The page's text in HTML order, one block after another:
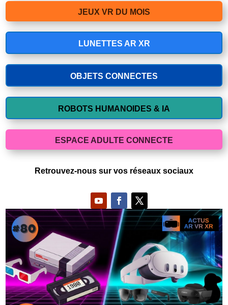
JEUX VR DU MOIS
LUNETTES AR XR
OBJETS CONNECTES
ROBOTS HUMANOIDES & IA
ESPACE ADULTE CONNECTE
Retrouvez-nous sur vos réseaux sociaux